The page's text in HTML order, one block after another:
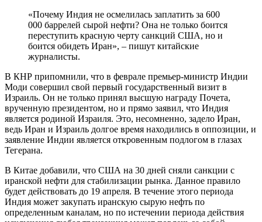
«Почему Индия не осмелилась заплатить за 600
000 баррелей сырой нефти? Она не только боится
переступить красную черту санкций США, но и
боится обидеть Иран», – пишут китайские
журналисты.
В КНР припомнили, что в феврале премьер-министр Индии
Моди совершил свой первый государственный визит в
Израиль. Он не только принял высшую награду Почета,
врученную президентом, но и прямо заявил, что Индия
является родиной Израиля. Это, несомненно, задело Иран,
ведь Иран и Израиль долгое время находились в оппозиции, и
заявление Индии является откровенным подлогом в глазах
Тегерана.
В Китае добавили, что США на 30 дней сняли санкции с
иранской нефти для стабилизации рынка. Данное правило
будет действовать до 19 апреля. В течение этого периода
Индия может закупать иранскую сырую нефть по
определенным каналам, но по истечении периода действия